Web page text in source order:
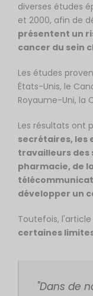
diverses études
et 2000, afin de
présentent un
cancer du sein
Les études
États-Unis, le
Royaume-Uni, la
Les résultats ont
secrétaires, les
travailleurs des
pharmacie, de
développer un
Toutefois,
certaines
"Dans de